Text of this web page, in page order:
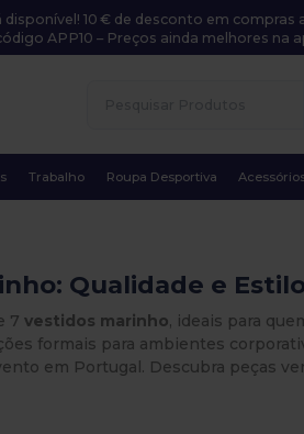
disponível! 10 € de desconto em compras
APP10 – Preços ainda melhores na
Trabalho Roupa Desportiva
Qualidade e
7vestidos marinho, ideais para
formais para ambientes
em Portugal. Descubra peças